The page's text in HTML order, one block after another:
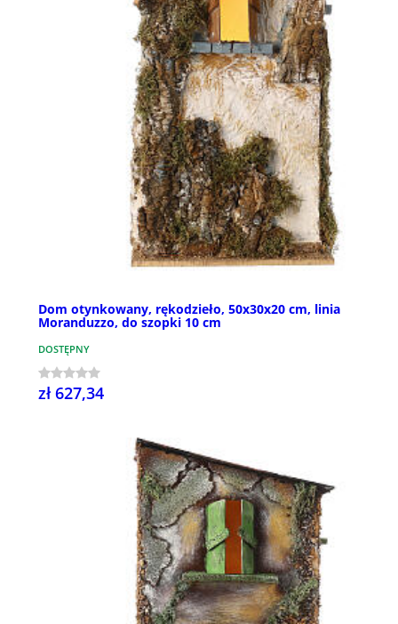
Dom otynkowany, rękodzieło, 50x30x20 cm, linia
Moranduzzo, do szopki 10 cm
DOSTĘPNY
zł 627,34